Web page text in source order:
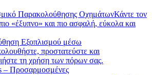
Παρακολούθησης ΟχημάτωνΚάντε τον
«έξυπνο» και πιο ασφαλή, εύκολα και
Εξοπλισμού μέσω
προστατεύστε και
τη χρήση των πόρων σας.
– Προσαρμοσμένες